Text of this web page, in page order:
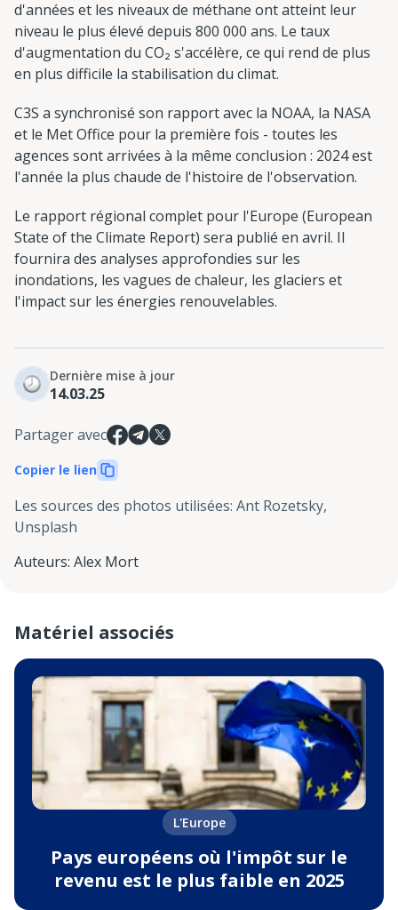
d'années et les niveaux de méthane ont atteint leur
niveau le plus élevé depuis 800 000 ans. Le taux
d'augmentation du CO₂ s'accélère, ce qui rend de plus
en plus difficile la stabilisation du climat.
C3S a synchronisé son rapport avec la NOAA, la NASA
et le Met Office pour la première fois - toutes les
agences sont arrivées à la même conclusion : 2024 est
l'année la plus chaude de l'histoire de l'observation.
Le rapport régional complet pour l'Europe (European
State of the Climate Report) sera publié en avril. Il
fournira des analyses approfondies sur les
inondations, les vagues de chaleur, les glaciers et
l'impact sur les énergies renouvelables.
Dernière mise à jour
14.03.25
Partager avec
Copier le lien
Les sources des photos utilisées: Ant Rozetsky,
Unsplash
Auteurs: Alex Mort
Matériel associés
L'Europe
Pays européens où l'impôt sur le
revenu est le plus faible en 2025